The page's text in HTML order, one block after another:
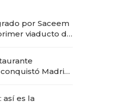
por Saceem
viaducto de
Madrid:
así es la